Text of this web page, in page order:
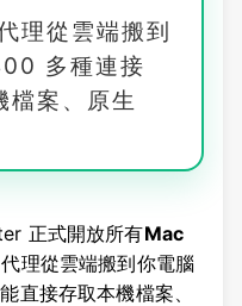
理從雲端搬到
多種連接
檔案、原生
正式開放所有Mac
理從雲端搬到你電腦
直接存取本機檔案、